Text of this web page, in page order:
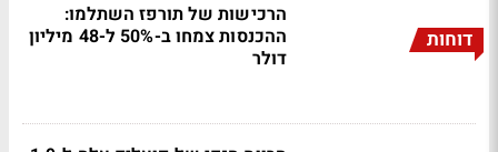
דוחות
הרכישות של תורפז השתלמו:
ההכנסות צמחו ב-50% ל-48 מיליון
דולר